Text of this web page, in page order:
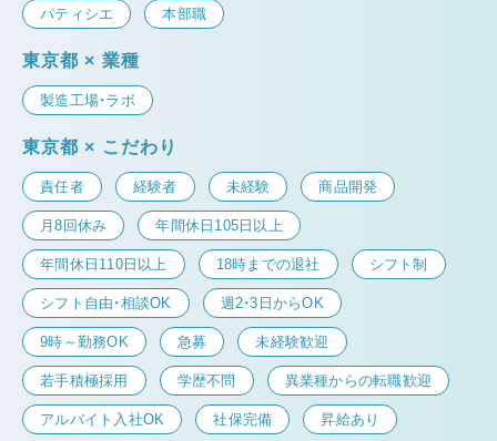
パティシエ 本部職
東京都 × 業種
製造工場・ラボ
東京都 × こだわり
責任者 経験者 未経験 商品開発
月8回休み 年間休日105日以上
年間休日110日以上 18時までの退社 シフト制
シフト自由・相談OK 週2・3日からOK
9時～勤務OK 急募 未経験歓迎
若手積極採用 学歴不問 異業種からの転職歓迎
アルバイト入社OK 社保完備 昇給あり